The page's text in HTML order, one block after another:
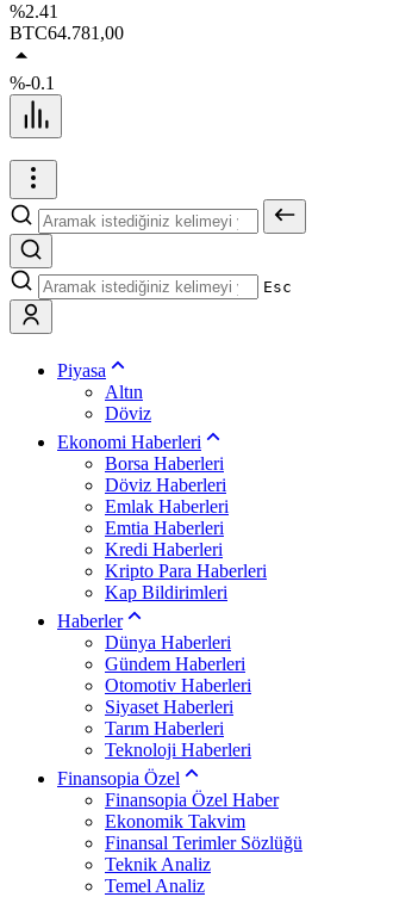
%2.41
BTC64.781,00
%-0.1
Esc
Piyasa
Altın
Döviz
Ekonomi Haberleri
Borsa Haberleri
Döviz Haberleri
Emlak Haberleri
Emtia Haberleri
Kredi Haberleri
Kripto Para Haberleri
Kap Bildirimleri
Haberler
Dünya Haberleri
Gündem Haberleri
Otomotiv Haberleri
Siyaset Haberleri
Tarım Haberleri
Teknoloji Haberleri
Finansopia Özel
Finansopia Özel Haber
Ekonomik Takvim
Finansal Terimler Sözlüğü
Teknik Analiz
Temel Analiz